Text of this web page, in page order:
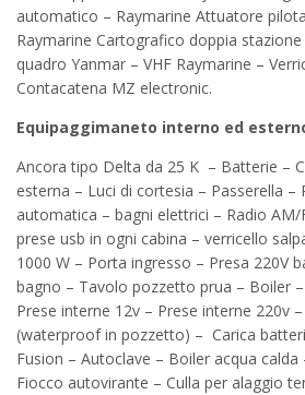
automatico – Raymarine Attuatore
Raymarine Cartografico doppia
quadro Yanmar – VHF Raymarine –
Contacatena MZ electronic.
Equipaggimaneto interno ed
Ancora tipo Delta da 25 K – Batterie –
esterna – Luci di cortesia – Passerella –
automatica – bagni elettrici – Radio AM/
prese usb in ogni cabina – verricello
1000 W – Porta ingresso – Presa 220V
bagno – Tavolo pozzetto prua – Boiler
Prese interne 12v – Prese interne 220v
(waterproof in pozzetto) – Carica
Fusion – Autoclave – Boiler acqua calda
Fiocco autovirante – Culla per alaggio